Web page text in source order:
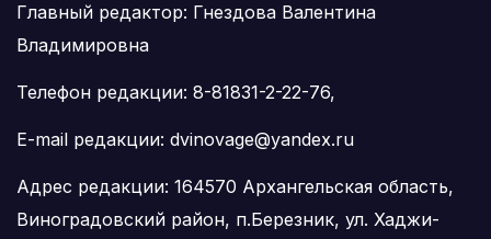
Главный редактор: Гнездова Валентина
Владимировна
Телефон редакции: 8-81831-2-22-76,
E-mail редакции: dvinovage@yandex.ru
Адрес редакции: 164570 Архангельская область,
Виноградовский район, п.Березник, ул. Хаджи-